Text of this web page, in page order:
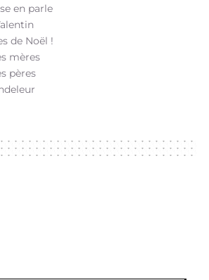
en parle
de Noël !
mères
pères